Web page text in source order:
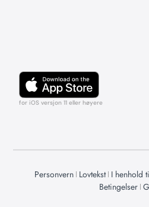
for iOS versjon 11 eller høyere
Personvern Lovtekst I henhold
Betingelser